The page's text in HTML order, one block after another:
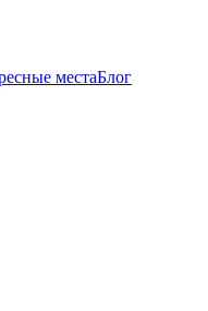
местаБлог